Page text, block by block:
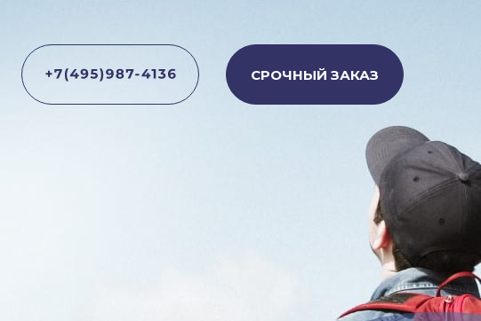
СРОЧНЫЙ ЗАКАЗ